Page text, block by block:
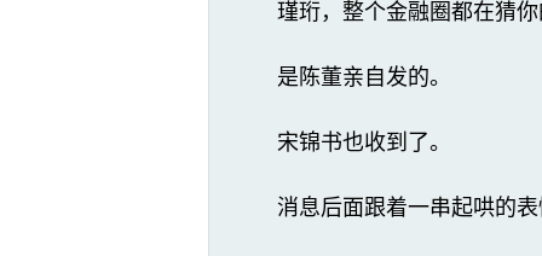
瑾珩，整个金融圈都在猜
是陈董亲自发的。
宋锦书也收到了。
消息后面跟着一串起哄的